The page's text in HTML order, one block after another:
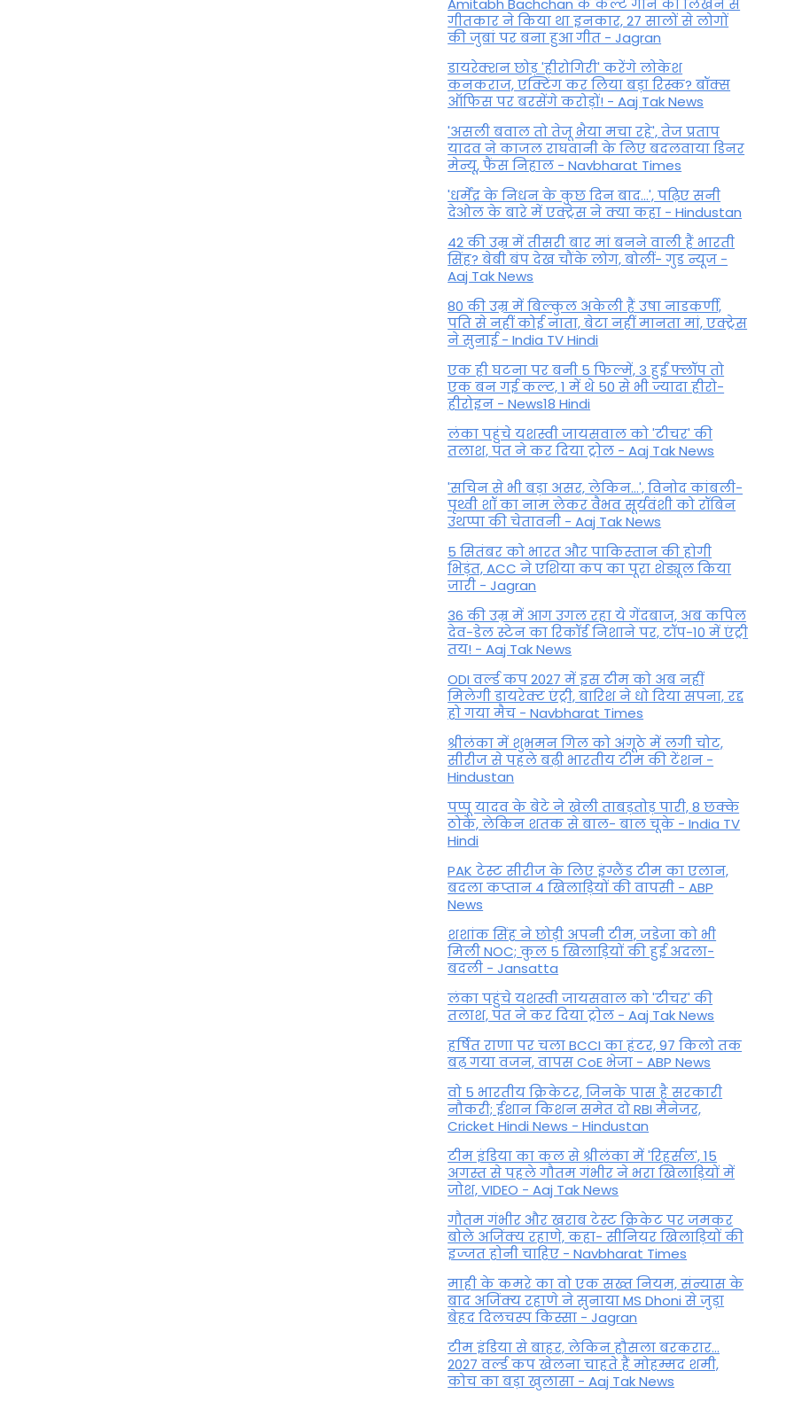
Amitabh Bachchan के कल्ट गाने को लिखने से
गीतकार ने किया था इनकार, 27 सालों से लोगों
की जुबां पर बना हुआ गीत - Jagran
डायरेक्शन छोड़ 'हीरोगिरी' करेंगे लोकेश
कनकराज, एक्टिंग कर लिया बड़ा रिस्क? बॉक्स
ऑफिस पर बरसेंगे करोड़ों! - Aaj Tak News
'असली बवाल तो तेजू भैया मचा रहे', तेज प्रताप
यादव ने काजल राघवानी के लिए बदलवाया डिनर
मेन्यू, फैंस न‍िहाल - Navbharat Times
'धर्मेंद्र के निधन के कुछ दिन बाद...', पढ़िए सनी
देओल के बारे में एक्ट्रेस ने क्या कहा - Hindustan
42 की उम्र में तीसरी बार मां बनने वाली हैं भारती
सिंह? बेबी बंप देख चौंके लोग, बोलीं- गुड न्यूज -
Aaj Tak News
80 की उम्र में बिल्कुल अकेली हैं उषा नाडकर्णी,
पति से नहीं कोई नाता, बेटा नहीं मानता मां, एक्ट्रेस
ने सुनाई - India TV Hindi
एक ही घटना पर बनी 5 फिल्में, 3 हुईं फ्लॉप तो
एक बन गई कल्ट, 1 में थे 50 से भी ज्यादा हीरो-
हीरोइन - News18 Hindi
लंका पहुंचे यशस्वी जायसवाल को 'टीचर' की
तलाश, पंत ने कर द‍िया ट्रोल - Aaj Tak News
'सचिन से भी बड़ा असर, लेकिन...', व‍िनोद कांबली-
पृथ्वी शॉ का नाम लेकर वैभव सूर्यवंशी को रॉबिन
उथप्पा की चेतावनी - Aaj Tak News
5 सितंबर को भारत और पाकिस्‍तान की होगी
भिड़ंत, ACC ने एशिया कप का पूरा शेड्यूल किया
जारी - Jagran
36 की उम्र में आग उगल रहा ये गेंदबाज, अब कपिल
देव-डेल स्टेन का रिकॉर्ड निशाने पर, टॉप-10 में एंट्री
तय! - Aaj Tak News
ODI वर्ल्ड कप 2027 में इस टीम को अब नहीं
मिलेगी डायरेक्ट एंट्री, बारिश ने धो दिया सपना, रद्द
हो गया मैच - Navbharat Times
श्रीलंका में शुभमन गिल को अंगूठे में लगी चोट,
सीरीज से पहले बढ़ी भारतीय टीम की टेंशन -
Hindustan
पप्पू यादव के बेटे ने खेली ताबड़तोड़ पारी, 8 छक्के
ठोके, लेकिन शतक से बाल- बाल चूके - India TV
Hindi
PAK टेस्ट सीरीज के लिए इंग्लैंड टीम का एलान,
बदला कप्तान 4 खिलाड़ियों की वापसी - ABP
News
शशांक सिंह ने छोड़ी अपनी टीम, जडेजा को भी
मिली NOC; कुल 5 खिलाड़ियों की हुई अदला-
बदली - Jansatta
लंका पहुंचे यशस्वी जायसवाल को 'टीचर' की
तलाश, पंत ने कर द‍िया ट्रोल - Aaj Tak News
हर्षित राणा पर चला BCCI का हंटर, 97 किलो तक
बढ़ गया वजन, वापस CoE भेजा - ABP News
वो 5 भारतीय क्रिकेटर, जिनके पास है सरकारी
नौकरी; ईशान किशन समेत दो RBI मैनेजर,
Cricket Hindi News - Hindustan
टीम इंडिया का कल से श्रीलंका में 'रिहर्सल', 15
अगस्त से पहले गौतम गंभीर ने भरा ख‍िलाड़‍ियों में
जोश, VIDEO - Aaj Tak News
गौतम गंभीर और खराब टेस्ट क्रिकेट पर जमकर
बोले अजिंक्य रहाणे, कहा- सीनियर खिलाड़ियों की
इज्जत होनी चाहिए - Navbharat Times
माही के कमरे का वो एक सख्त नियम, संन्यास के
बाद अजिंक्‍य रहाणे ने सुनाया MS Dhoni से जुड़ा
बेहद दिलचस्प किस्सा - Jagran
टीम इंडिया से बाहर, लेकिन हौसला बरकरार...
2027 वर्ल्ड कप खेलना चाहते हैं मोहम्मद शमी,
कोच का बड़ा खुलासा - Aaj Tak News